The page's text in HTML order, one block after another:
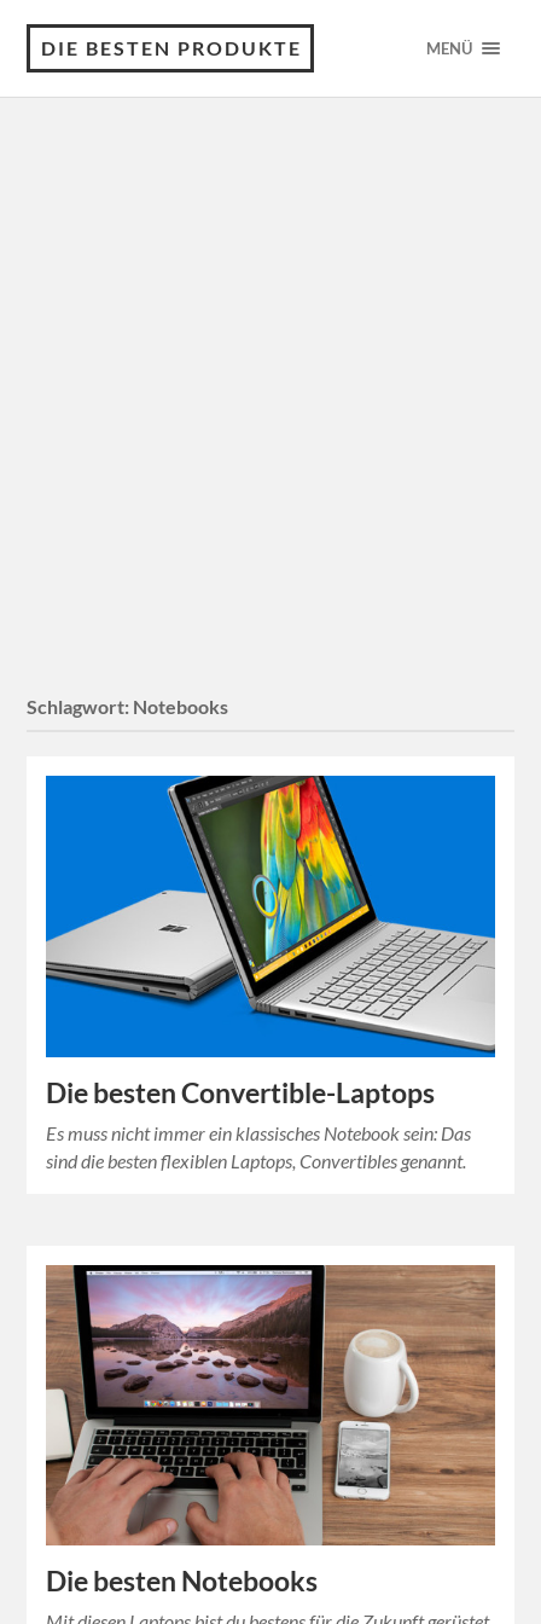
DIE BESTEN PRODUKTE MENÜ
Schlagwort: Notebooks
Die besten Convertible-Laptops
Es muss nicht immer ein klassisches Notebook sein: Das
sind die besten flexiblen Laptops, Convertibles genannt.
Die besten Notebooks